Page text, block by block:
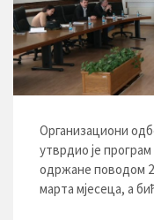
Организациони
утврдио је
одржане поводом
марта мјесеца, а